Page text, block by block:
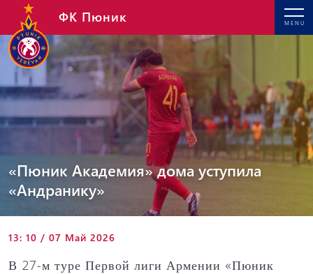
MENU
ФК Пюник
«Пюник Академия» дома уступила
«Андранику»
13: 10 / 07 Май 2026
В 27-м туре Первой лиги Армении «Пюник